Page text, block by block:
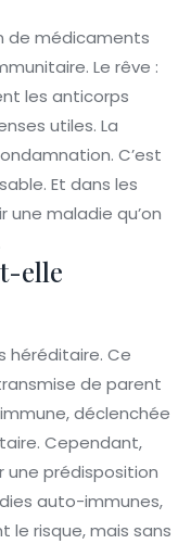
de médicaments
Le rêve :
les anticorps
utiles. La
C’est
Et dans les
une maladie qu’on
elle
héréditaire. Ce
de parent
déclenchée
Cependant,
une prédisposition
auto-immunes,
risque, mais sans